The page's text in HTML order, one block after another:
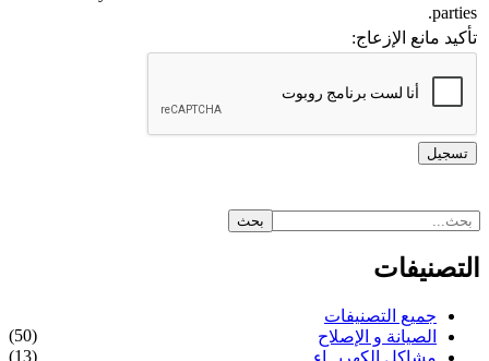
parties.
تأكيد مانع الإزعاج:
التصنيفات
جميع التصنيفات
الصيانة و الإصلاح
(50)
(13)